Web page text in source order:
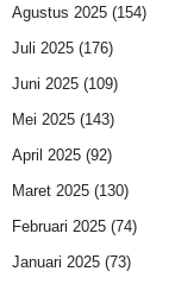
Agustus 2025 (154)
Juli 2025 (176)
Juni 2025 (109)
Mei 2025 (143)
April 2025 (92)
Maret 2025 (130)
Februari 2025 (74)
Januari 2025 (73)